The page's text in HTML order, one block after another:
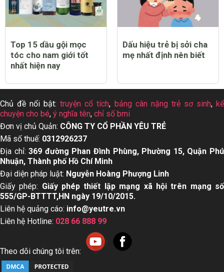
Top 15 dầu gội mọc
tóc cho nam giới tốt
nhất hiện nay
Dấu hiệu trẻ bị sởi cha
mẹ nhất định nên biết
Chủ đề nổi bật:truyện cổ tích, bảng cân nặng trẻ sơ sinh,kể
chuyện cho bé, ý nghĩa tên, chỉ số bmi
Đơn vị chủ Quản: CÔNG TY CỔ PHẦN YÊU TRẺ
Mã số thuế: 0312926237
Địa chỉ:369 đường Phan Đình Phùng, Phường 15, Quận Phú
Nhuận, Thành phố Hồ Chí Minh
Đại diện pháp luật: Nguyễn Hoàng Phượng Linh
Giấy phép: Giấy phép thiết lập mạng xã hội trên mạng số
555/GP-BTTTT,HN ngày 19/10/2015.
Liên hệ quảng cáo: info@yeutre.vn
Liên hệ Hotline: 028 66 888 99
Theo dõi chúng tôi trên: